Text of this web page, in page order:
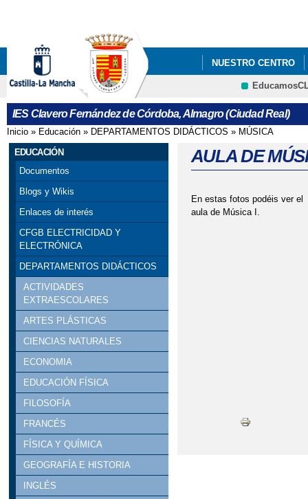
NUESTRO CENTRO
ENSEÑANZAS
INFORMACIÓN
VISITA DE LAS
IES Clavero Fernández de Córdoba, Almagro (Ciudad Real)
Se encuentra usted aquí
Inicio » Educación » DEPARTAMENTOS DIDÁCTICOS » MÚSICA
EDUCACIÓN
Documentos
Blogs y Wikis
Enlaces de interés
CFGB ELECTRICIDAD Y
ELECTRÓNICA
DEPARTAMENTOS DIDÁCTICOS
ACTIVIDADES
EXTRAESCOLARES
ARTES PLÁSTICAS
CIENCIAS NATURALES
ECONOMIA
EDUCACIÓN FÍSICA
FILOSOFÍA
FRANCÉS
FÍSICA Y QUÍMICA
GEOGRAFÍA E HISTORIA
INGLÉS
AULA DE
En estas fotos podéis ver el
aula de Música I.